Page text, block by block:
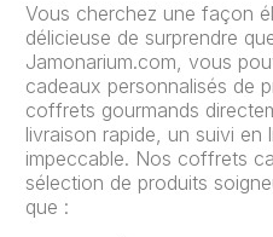
Vous cherchez une façon
délicieuse de surprendre
Jamonarium.com, vous
cadeaux personnalisés de
coffrets gourmands
livraison rapide, un suivi en
impeccable. Nos coffrets
sélection de produits
que :